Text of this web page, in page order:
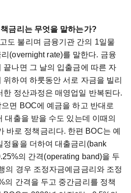
금리는 무엇을 말하는가?
도 불리며 금융기관 간의 1일물
(overnight rate)를 말한다. 금융
끝나면 그 날의 입출금에 따른 자
하여 하룻동안 서로 자금을 빌리
한 정산과정은 매영업일 반복된다.
면 BOC에 예금을 하고 반대로
대출을 받을 수도 있는데 이때의
바로 정책금리다. 한편 BOC는 예
정율을 더하여 대출금리(bank
의 간격(operating band)을 두
의 경우 조정자금예금금리와 조정
의 간격을 두고 중간금리를 정책